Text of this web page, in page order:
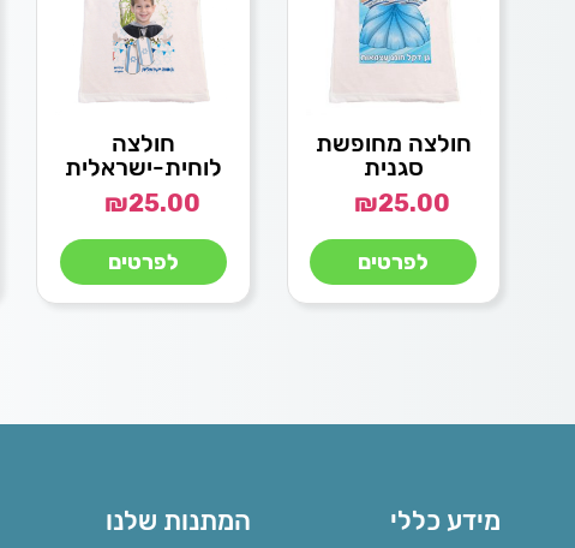
חולצה מחופשת
סגנית
₪25.00
לפרטים
חולצה
לוחית-ישראלית
₪25.00
לפרטים
מידע כללי המתנות שלנו